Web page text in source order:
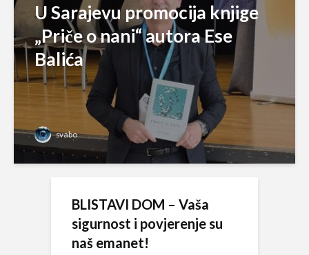
U Sarajevu promocija knjige
„Priče o nani“ autora Ese
Balića
svabo
BLISTAVI DOM – Vaša
sigurnost i povjerenje su
naš emanet!